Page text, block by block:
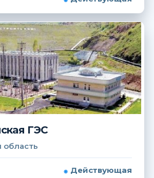
ГЭС
область
Действующая